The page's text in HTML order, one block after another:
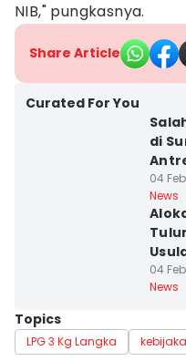
NIB," pungkasnya.
Share Article
Curated For You
di
04
News
04
News
Topics
LPG 3 Kg Langka